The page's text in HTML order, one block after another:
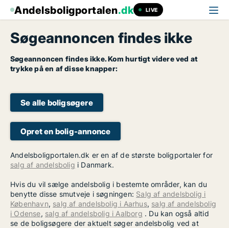
Andelsboligportalen.dk LIVE
Søgeannoncen findes ikke
Søgeannoncen findes ikke. Kom hurtigt videre ved at
trykke på en af disse knapper:
Se alle boligsøgere
Opret en bolig-annonce
Andelsboligportalen.dk er en af de største boligportaler for
salg af andelsbolig i Danmark.
Hvis du vil sælge andelsbolig i bestemte områder, kan du
benytte disse smutveje i søgningen: Salg af andelsbolig i
København, salg af andelsbolig i Aarhus, salg af andelsbolig
i Odense, salg af andelsbolig i Aalborg . Du kan også altid
se de boligsøgere der aktuelt søger andelsbolig ved at